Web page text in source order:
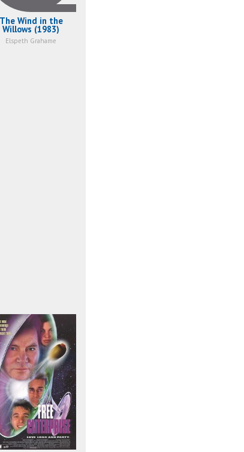
The Wind in the
Willows (1983)
Elspeth Grahame